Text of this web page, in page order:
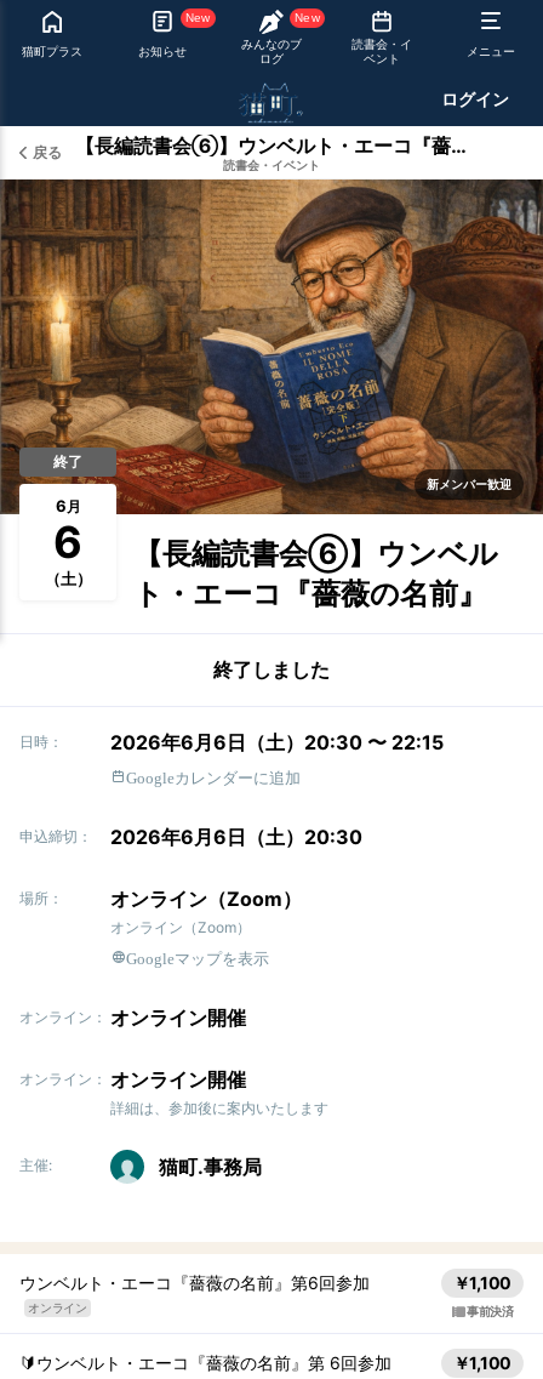
猫町プラス
New
お知らせ
New
みんなのブ
ログ
読書会・イ
ベント
メニュー
ログイン
戻る 【長編読書会⑥】ウンベルト・エーコ『薔薇の名前』
読書会・イベント
新メンバー歓迎
終了
6月
6
（土）
【長編読書会⑥】ウンベル
ト・エーコ『薔薇の名前』
終了しました
日時： 2026年6月6日（土）20:30 〜 22:15
Googleカレンダーに追加
申込締切： 2026年6月6日（土）20:30
場所： オンライン（Zoom）
オンライン（Zoom）
Googleマップを表示
オンライン： オンライン開催
オンライン： オンライン開催
詳細は、参加後に案内いたします
主催: 猫町.事務局
ウンベルト・エーコ『薔薇の名前』第6回参加
オンライン
￥1,100
事前決済
🔰ウンベルト・エーコ『薔薇の名前』第 6回参加 ￥1,100